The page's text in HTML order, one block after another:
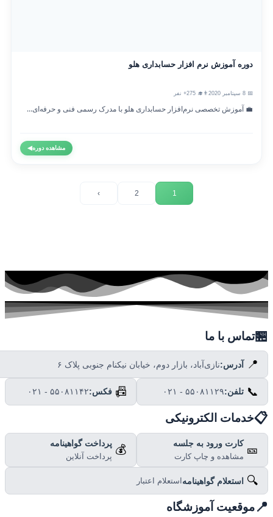
دوره آموزش نرم افزار حسابداری هلو
👨‍🎓 275+ نفر
💼 آموزش تخصصی نرم‌افزار حسابداری هلو با مدرک رسمی فنی و حرفه‌ای...
مشاهده دوره◀
تماس با ما
📍 آدرس:نازی‌آباد، بازار دوم، خیابان نیکنام جنوبی پلاک ۶
📞 تلفن:۰۲۱ - ۵۵۰۸۱۱۲۹ 📠 فکس:۰۲۱ - ۵۵۰۸۱۱۴۲
خدمات الکترونیکی
🎫 کارت ورود به جلسه
مشاهده و چاپ کارت
💰 پرداخت گواهینامه
پرداخت آنلاین
🔍 استعلام گواهینامهاستعلام اعتبار
موقعیت آموزشگاه